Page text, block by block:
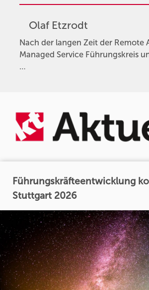
Olaf Etzrodt
Nach der langen Zeit der
Managed Service Führungskreis
…
Führungskräfteentwicklung
Stuttgart 2026